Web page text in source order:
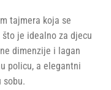
tajmera koja se
je idealno za djecu
dimenzije i lagan
policu, a elegantni
sobu.